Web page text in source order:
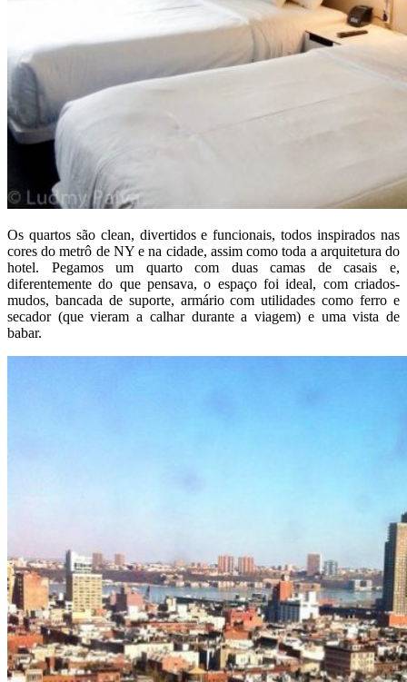
Os quartos são clean, divertidos e funcionais, todos inspirados nas
cores do metrô de NY e na cidade, assim como toda a arquitetura do
hotel. Pegamos um quarto com duas camas de casais e,
diferentemente do que pensava, o espaço foi ideal, com criados-
mudos, bancada de suporte, armário com utilidades como ferro e
secador (que vieram a calhar durante a viagem) e uma vista de
babar.